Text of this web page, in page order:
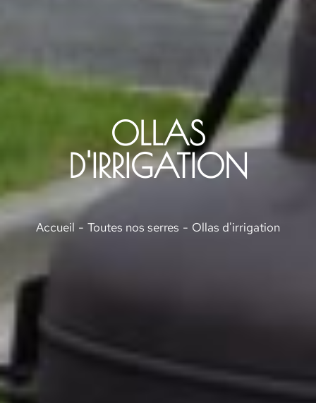
OLLAS
D'IRRIGATION
Vous êtes ici :
Accueil Toutes nos serres Ollas d'irrigation